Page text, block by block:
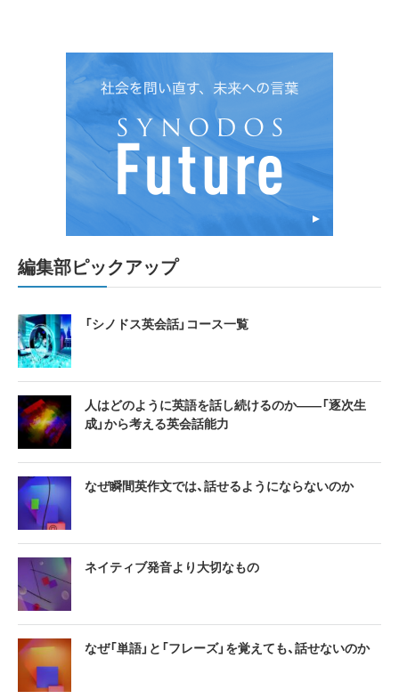
編集部ピックアップ
「シノドス英会話」コース一覧
人はどのように英語を話し続けるのか――「逐次生
成」から考える英会話能力
なぜ瞬間英作文では、話せるようにならないのか
ネイティブ発音より大切なもの
なぜ「単語」と「フレーズ」を覚えても、話せないのか